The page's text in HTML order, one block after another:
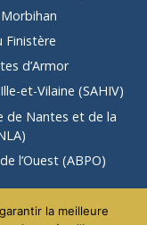
Finistère
d’Armor
et-Vilaine (SAHIV)
de Nantes et de la
l’Ouest (ABPO)
la meilleure